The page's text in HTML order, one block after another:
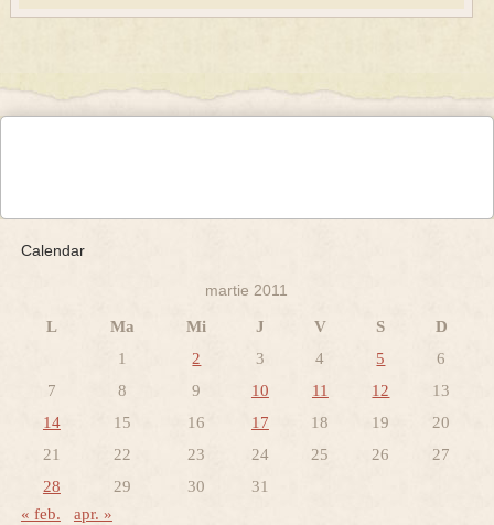
Calendar
martie 2011
L Ma Mi J V S
D
1
2 3 4 5
6
7
8 9 10 11 12
13
14
15 16 17 18 19
20
21
22 23 24 25 26
27
28
29 30 31
« feb. apr. »